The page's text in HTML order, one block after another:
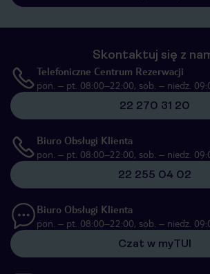
Skontaktuj się z
Telefoniczne Centrum Rezerwacji
pon. – pt. 08:00–22:00, sob. – niedz.
22 270 31 20
Biuro Obsługi Klienta
pon. – pt. 08:00–22:00, sob. – niedz.
22 255 04 02
Biuro Obsługi Klienta
pon. – pt. 08:00–22:00, sob. – niedz.
Czat w myTUI